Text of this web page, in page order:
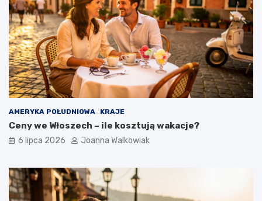
AMERYKA POŁUDNIOWA KRAJE
Ceny we Włoszech – ile kosztują wakacje?
6 lipca 2026 Joanna Walkowiak